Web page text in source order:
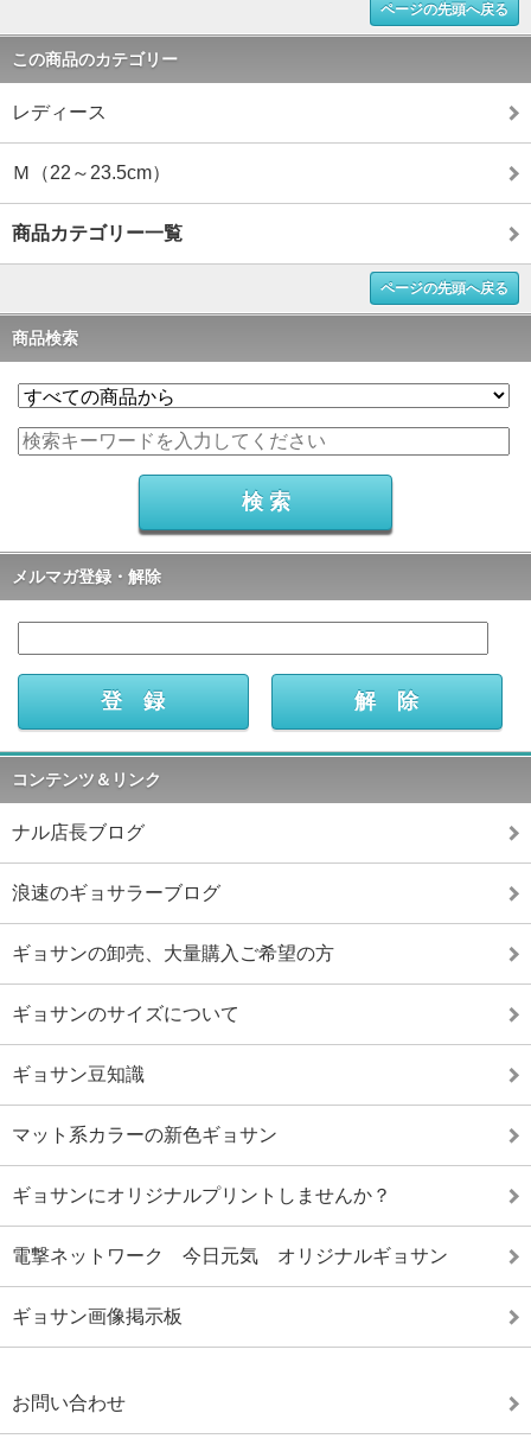
ページの先頭へ戻る
この商品のカテゴリー
レディース
Ｍ（22～23.5cm）
商品カテゴリー一覧
ページの先頭へ戻る
商品検索
メルマガ登録・解除
コンテンツ＆リンク
ナル店長ブログ
浪速のギョサラーブログ
ギョサンの卸売、大量購入ご希望の方
ギョサンのサイズについて
ギョサン豆知識
マット系カラーの新色ギョサン
ギョサンにオリジナルプリントしませんか？
電撃ネットワーク 今日元気 オリジナルギョサン
ギョサン画像掲示板
お問い合わせ